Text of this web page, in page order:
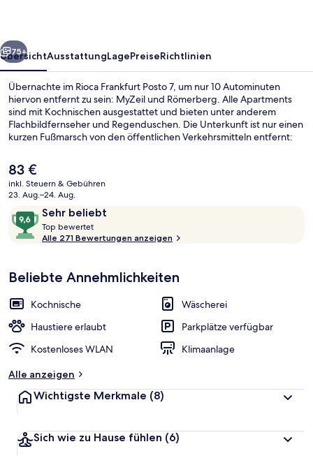
Weiter
75+
ÜbersichtAusstattungLagePreiseRichtlinien
Übernachte im Rioca Frankfurt Posto 7, um nur 10 Autominuten
hiervon entfernt zu sein: MyZeil und Römerberg. Alle Apartments
sind mit Kochnischen ausgestattet und bieten unter anderem
Flachbildfernseher und Regenduschen. Die Unterkunft ist nur einen
kurzen Fußmarsch von den öffentlichen Verkehrsmitteln entfernt:
Nationalbibliothek) bzw. 6 Minuten (U-Bahnhof
Miquel-/Adickesallee).
Der
aktuelle
Preis
83 €.
83 €
inkl. Steuern & Gebühren
23. Aug.–24. Aug.
Bewertungen
Sehr beliebt
9,6
von
10,
beliebt
Top bewertet
o
b
r
e
Alle 271 Bewertungen anzeigen
Beliebte Annehmlichkeiten
Kochnische
Wäscherei
Haustiere erlaubt
Parkplätze verfügbar
Kostenloses WLAN
Klimaanlage
Alle anzeigen
Wichtigste Merkmale (8)
Sich wie zu Hause fühlen (6)